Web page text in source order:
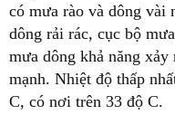
có mưa rào và dông vài
dông rải rác, cục bộ
mưa dông khả năng
mạnh. Nhiệt độ thấp
C, có nơi trên 33 độ C.